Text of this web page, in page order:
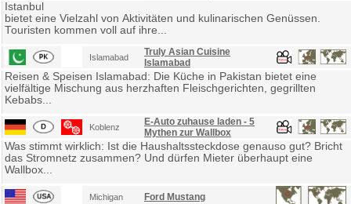
Istanbul
bietet eine Vielzahl von Aktivitäten und kulinarischen Genüssen.
Touristen kommen voll auf ihre...
Islamabad
Truly Asian Cuisine
Islamabad
Reisen & Speisen Islamabad: Die Küche in Pakistan bietet eine
vielfältige Mischung aus herzhaften Fleischgerichten, gegrillten
Kebabs...
Koblenz
E-Auto zuhause laden - 5
Mythen zur Wallbox
Was stimmt wirklich: Ist die Haushaltssteckdose genauso gut? Bricht
das Stromnetz zusammen? Und dürfen Mieter überhaupt eine
Wallbox...
Michigan Ford Mustang